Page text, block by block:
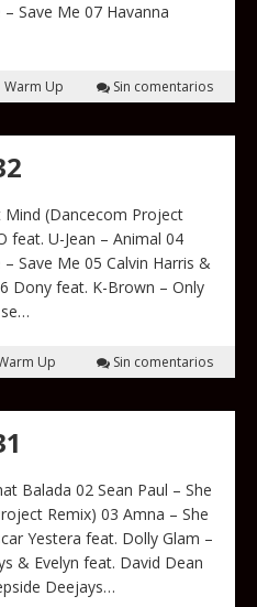
Save Me 07 Havanna
Warm Up Sin comentarios
Mind (Dancecom Project
feat. U-Jean – Animal 04
Save Me 05 Calvin Harris &
Dony feat. K-Brown – Only
Up Sin comentarios
Balada 02 Sean Paul – She
Remix) 03 Amna – She
Yestera feat. Dolly Glam –
& Evelyn feat. David Dean
Deejays…